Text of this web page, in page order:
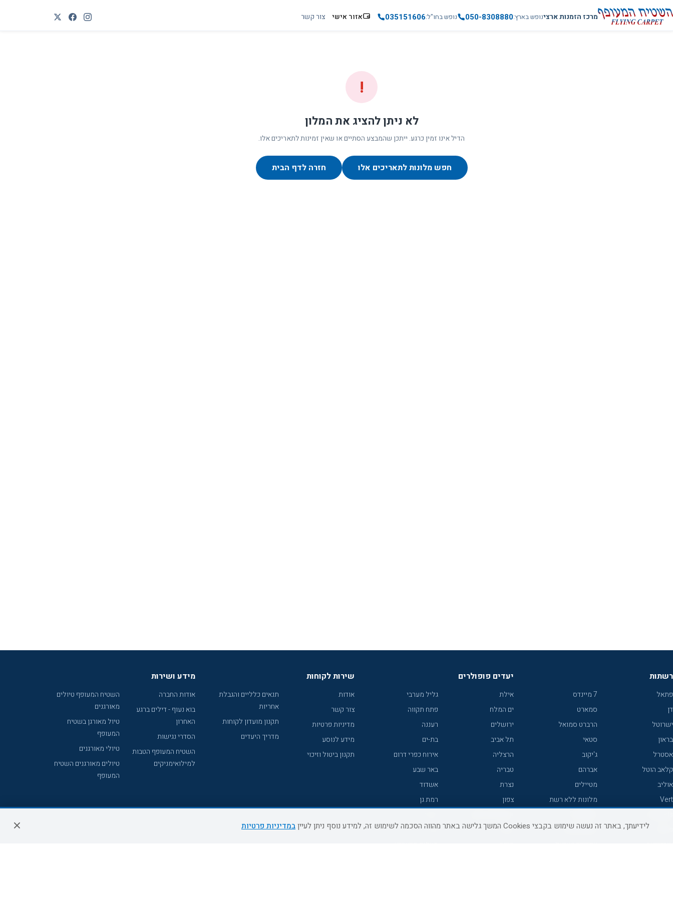
מרכז הזמנות ארצינופש בארץ050-8308880 נופש בחו"ל035151606 אזור אישי צור קשר
!
לא ניתן להציג את המלון
הדיל אינו זמין כרגע. ייתכן שהמבצע הסתיים או שאין זמינות לתאריכים אלו.
חפש מלונות לתאריכים אלו חזרה לדף הבית
רשתות
פתאל
דן
ישרוטל
בראון
אסטרל
קלאב הוטל
אוליב
Vert
7 מיינדס
סמארט
הרברט סמואל
סטאי
ג'יקוב
אברהם
מטיילים
מלונות ללא רשת
קראון פלאזה
יעדים פופולרים
אילת
ים המלח
ירושלים
תל אביב
הרצליה
טבריה
נצרת
צפון
נתניה
גליל מערבי
פתח תקווה
רעננה
בת-ים
אירוח כפרי דרום
באר שבע
אשדוד
רמת גן
עכו
שירות לקוחות
אודות
צור קשר
מדיניות פרטיות
מידע לנוסע
תקנון ביטול וזיכוי
תנאים כלליים והגבלת
אחריות
תקנון מועדון לקוחות
מדריך היעדים
מידע ושירות
אודות החברה
בוא נעוף - דילים ברגע
האחרון
הסדרי נגישות
השטיח המעופף הטבות
למילואימניקים
השטיח המעופף טיולים
מאורגנים
טיול מאורגן בשטיח
המעופף
טיולי מאורגנים
טיולים מאורגנים השטיח
המעופף
לידיעתך, באתר זה נעשה שימוש בקבצי Cookies המשך גלישה באתר מהווה הסכמה לשימוש זה, למידע נוסף ניתן לעיין במדיניות פרטיות